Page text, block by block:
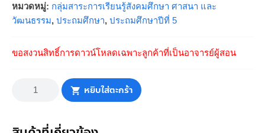
หมวดหมู่: กลุ่มสาระการเรียนรู้สังคมศึกษา ศาสนา และ
วัฒนธรรม, ประถมศึกษา, ประถมศึกษาปีที่ 5
ขอสงวนสิทธิ์การดาวน์โหลดเฉพาะลูกค้าที่เป็นอาจารย์ผู้สอน
พลเมือง หยิบใส่ตะกร้า